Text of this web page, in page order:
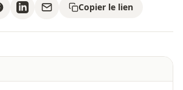
Copier le lien